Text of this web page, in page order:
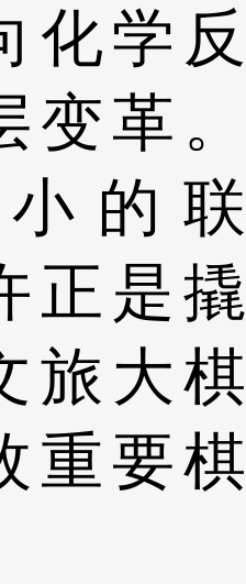
化学反
革。
的联
正是撬
旅大棋
重要棋